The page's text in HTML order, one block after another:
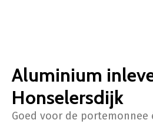
Aluminium
Honselersdijk
Goed voor de portemonnee